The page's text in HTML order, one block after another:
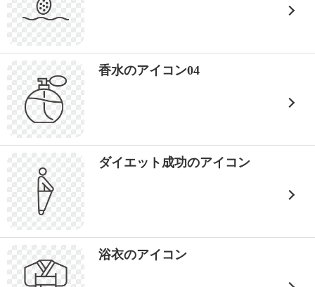
香水のアイコン04
ダイエット成功のアイコン
浴衣のアイコン